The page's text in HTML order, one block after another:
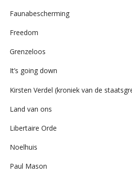
Faunabescherming
Freedom
Grenzeloos
It’s going down
Kirsten Verdel (kroniek van de
Land van ons
Libertaire Orde
Noelhuis
Paul Mason